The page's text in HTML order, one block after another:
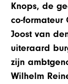
Knops, de
co-
Joost van
uiteraard
zijn
Wilhelm